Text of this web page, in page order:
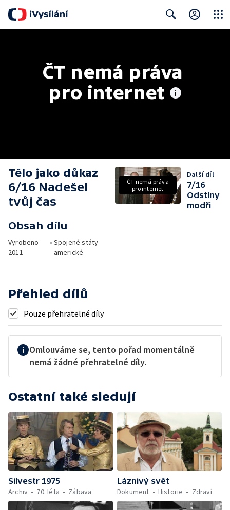
ČT nemá práva
pro internet
Tělo jako důkaz
6/16 Nadešel
tvůj čas
Obsah dílu
Vyrobeno
2011
• Spojené státy
americké
ČT nemá práva
pro internet
Další díl
7/16
Odstíny
modři
Přehled dílů
Pouze přehratelné díly
Omlouváme se, tento pořad momentálně
nemá žádné přehratelné díly.
Ostatní také sledují
Silvestr 1975
Archiv
70. léta Zábava
Láznivý svět
Dokument
Historie Zdraví